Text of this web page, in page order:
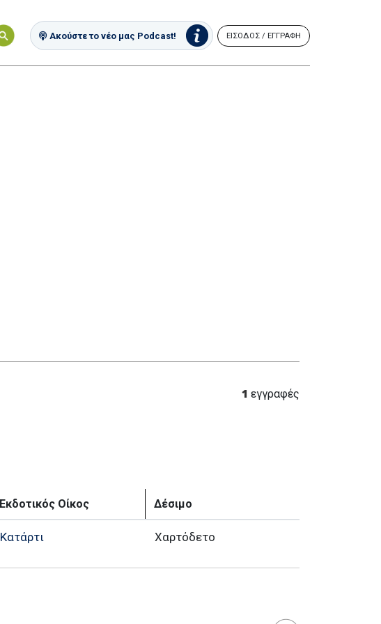
Ακούστε το νέο μας Podcast! ΕΙΣΟΔΟΣ / ΕΓΓΡΑΦΗ
1 εγγραφές
Εκδοτικός Οίκος Δέσιμο
Κατάρτι Χαρτόδετο